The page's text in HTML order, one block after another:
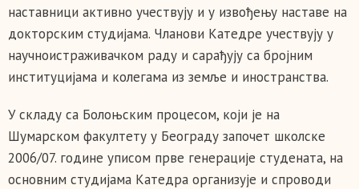
наставници активно учествују и у извођењу наставе на
докторским студијама. Чланови Катедре учествују у
научноистраживачком раду и сарађују са бројним
институцијама и колегама из земље и иностранства.
У складу са Болоњским процесом, који је на
Шумарском факултету у Београду започет школске
2006/07. године уписом прве генерације студената, на
основним студијама Катедра организује и спроводи